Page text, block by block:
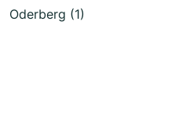
Oderberg (1)